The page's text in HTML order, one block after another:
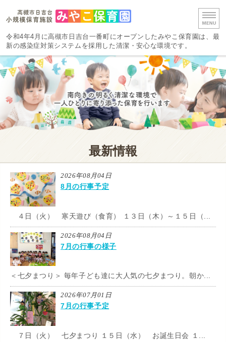
令和4年4月に高槻市日吉台一番町にオープンしたみやこ保育園は、最
新の感染症対策システムを採用した清潔・安心な環境です。
ホーム
保育時間・料金
保育の流れ
最新情報
2026年08月04日
8月の行事予定
４日（火） 寒天遊び（食育） １３日（木）～１５日（...
2026年08月04日
7月の行事の様子
＜七夕まつり＞ 毎年子ども達に大人気の七夕まつり。朝か...
2026年07月01日
7月の行事予定
７日（火） 七夕まつり １５日（水） お誕生日会 １...